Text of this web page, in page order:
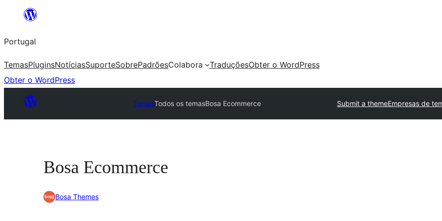
Saltar
o
conteúdo
Portugal
TemasPluginsNotíciasSuporteSobrePadrõesColabora TraduçõesObter o WordPress
Obter o WordPress
TemasTodos os temasBosa Ecommerce Submit a themeEmpresas de
Bosa Ecommerce
Bosa Themes